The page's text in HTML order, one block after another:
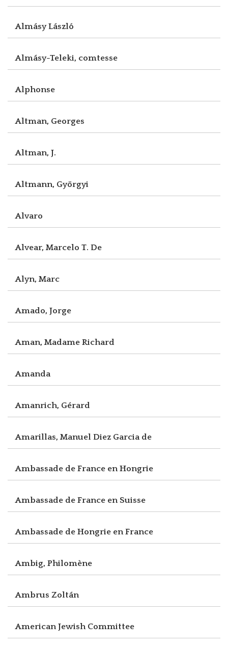
Almásy László
Almásy-Teleki, comtesse
Alphonse
Altman, Georges
Altman, J.
Altmann, Györgyi
Alvaro
Alvear, Marcelo T. De
Alyn, Marc
Amado, Jorge
Aman, Madame Richard
Amanda
Amanrich, Gérard
Amarillas, Manuel Diez Garcia de
Ambassade de France en Hongrie
Ambassade de France en Suisse
Ambassade de Hongrie en France
Ambig, Philomène
Ambrus Zoltán
American Jewish Committee